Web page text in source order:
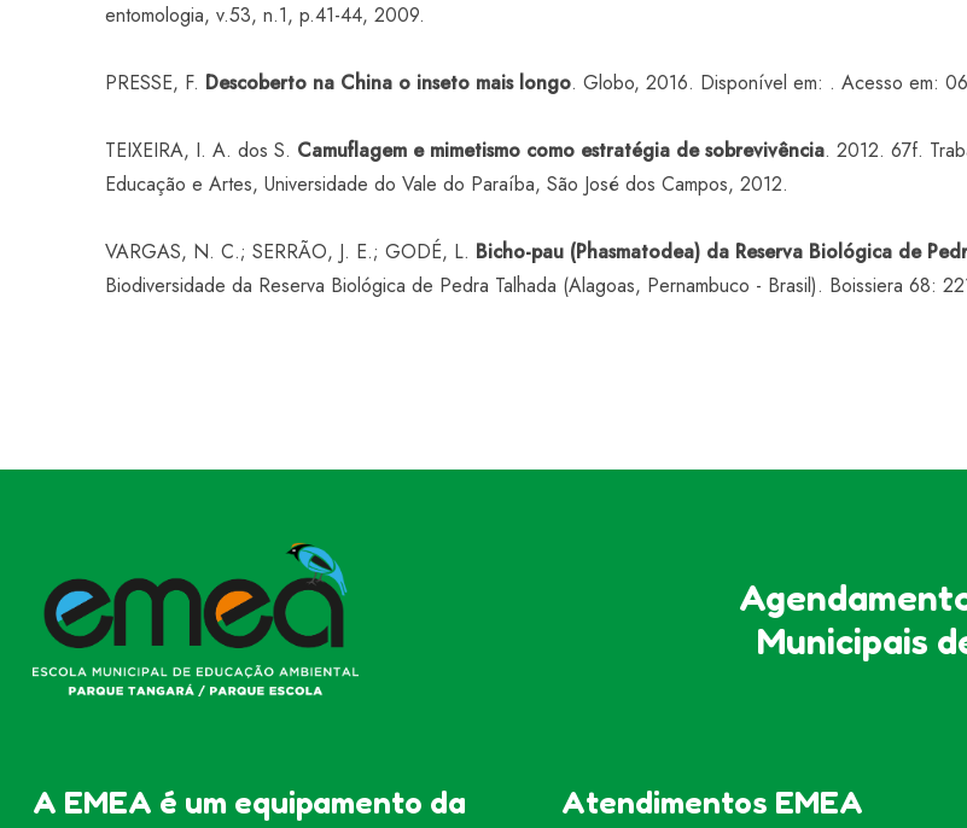
entomologia, v.53, n.1, p.41-44, 2009.
PRESSE, F. Descoberto na China o inseto mais longo. Globo, 2016. Disponível em: . Acesso em:
TEIXEIRA, I. A. dos S. Camuflagem e mimetismo como estratégia de sobrevivência. 2012. 67f.
Educação e Artes, Universidade do Vale do Paraíba, São José dos Campos, 2012.
VARGAS, N. C.; SERRÃO, J. E.; GODÉ, L. Bicho-pau (Phasmatodea) da Reserva Biológica de
Biodiversidade da Reserva Biológica de Pedra Talhada (Alagoas, Pernambuco - Brasil). Boissiera 68:
Municipais
A EMEA é um equipamento da
Atendimentos EMEA